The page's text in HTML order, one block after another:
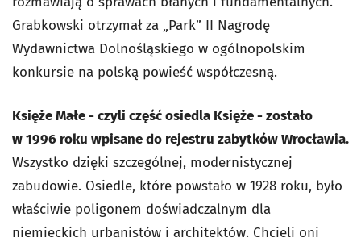
Grabkowski otrzymał za „Park” II Nagrodę
Wydawnictwa Dolnośląskiego w ogólnopolskim
konkursie na polską powieść współczesną.
Księże Małe - czyli część osiedla Księże - zostało
w 1996 roku wpisane do rejestru zabytków Wrocławia.
Wszystko dzięki szczególnej, modernistycznej
zabudowie. Osiedle, które powstało w 1928 roku, było
właściwie poligonem doświadczalnym dla
niemieckich urbanistów i architektów. Chcieli oni